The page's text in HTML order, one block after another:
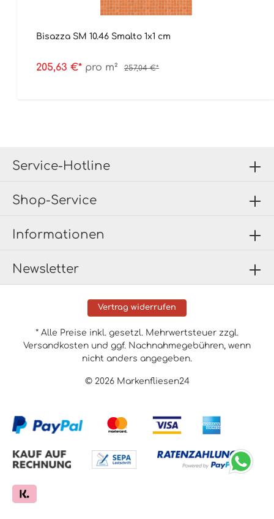
Bisazza SM 10.46 Smalto 1x1 cm
205,63 €* pro m² 257,04 €*
Newsletter
Service-Hotline
Shop-Service
Informationen
Vertrag widerrufen
© 2026 Markenfliesen24
* Alle Preise inkl. gesetzl. Mehrwertsteuer zzgl.
Versandkosten und ggf. Nachnahmegebühren, wenn
nicht anders angegeben.